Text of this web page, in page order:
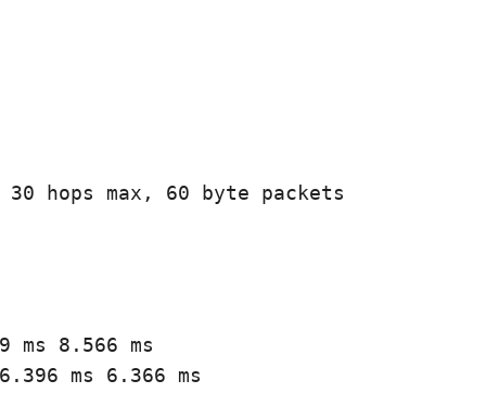
hops max, 60 byte packets
ms 8.566 ms
ms 6.366 ms